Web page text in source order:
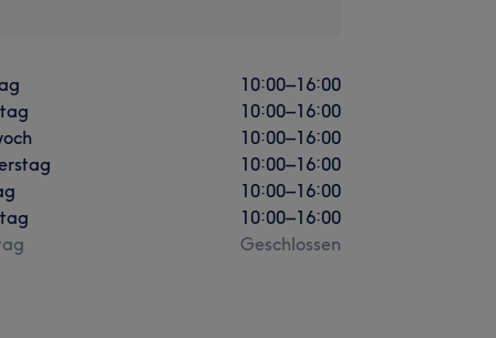
10:00–16:00
10:00–16:00
10:00–16:00
10:00–16:00
10:00–16:00
10:00–16:00
Geschlossen